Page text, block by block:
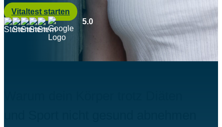
Vitaltest starten
5.0